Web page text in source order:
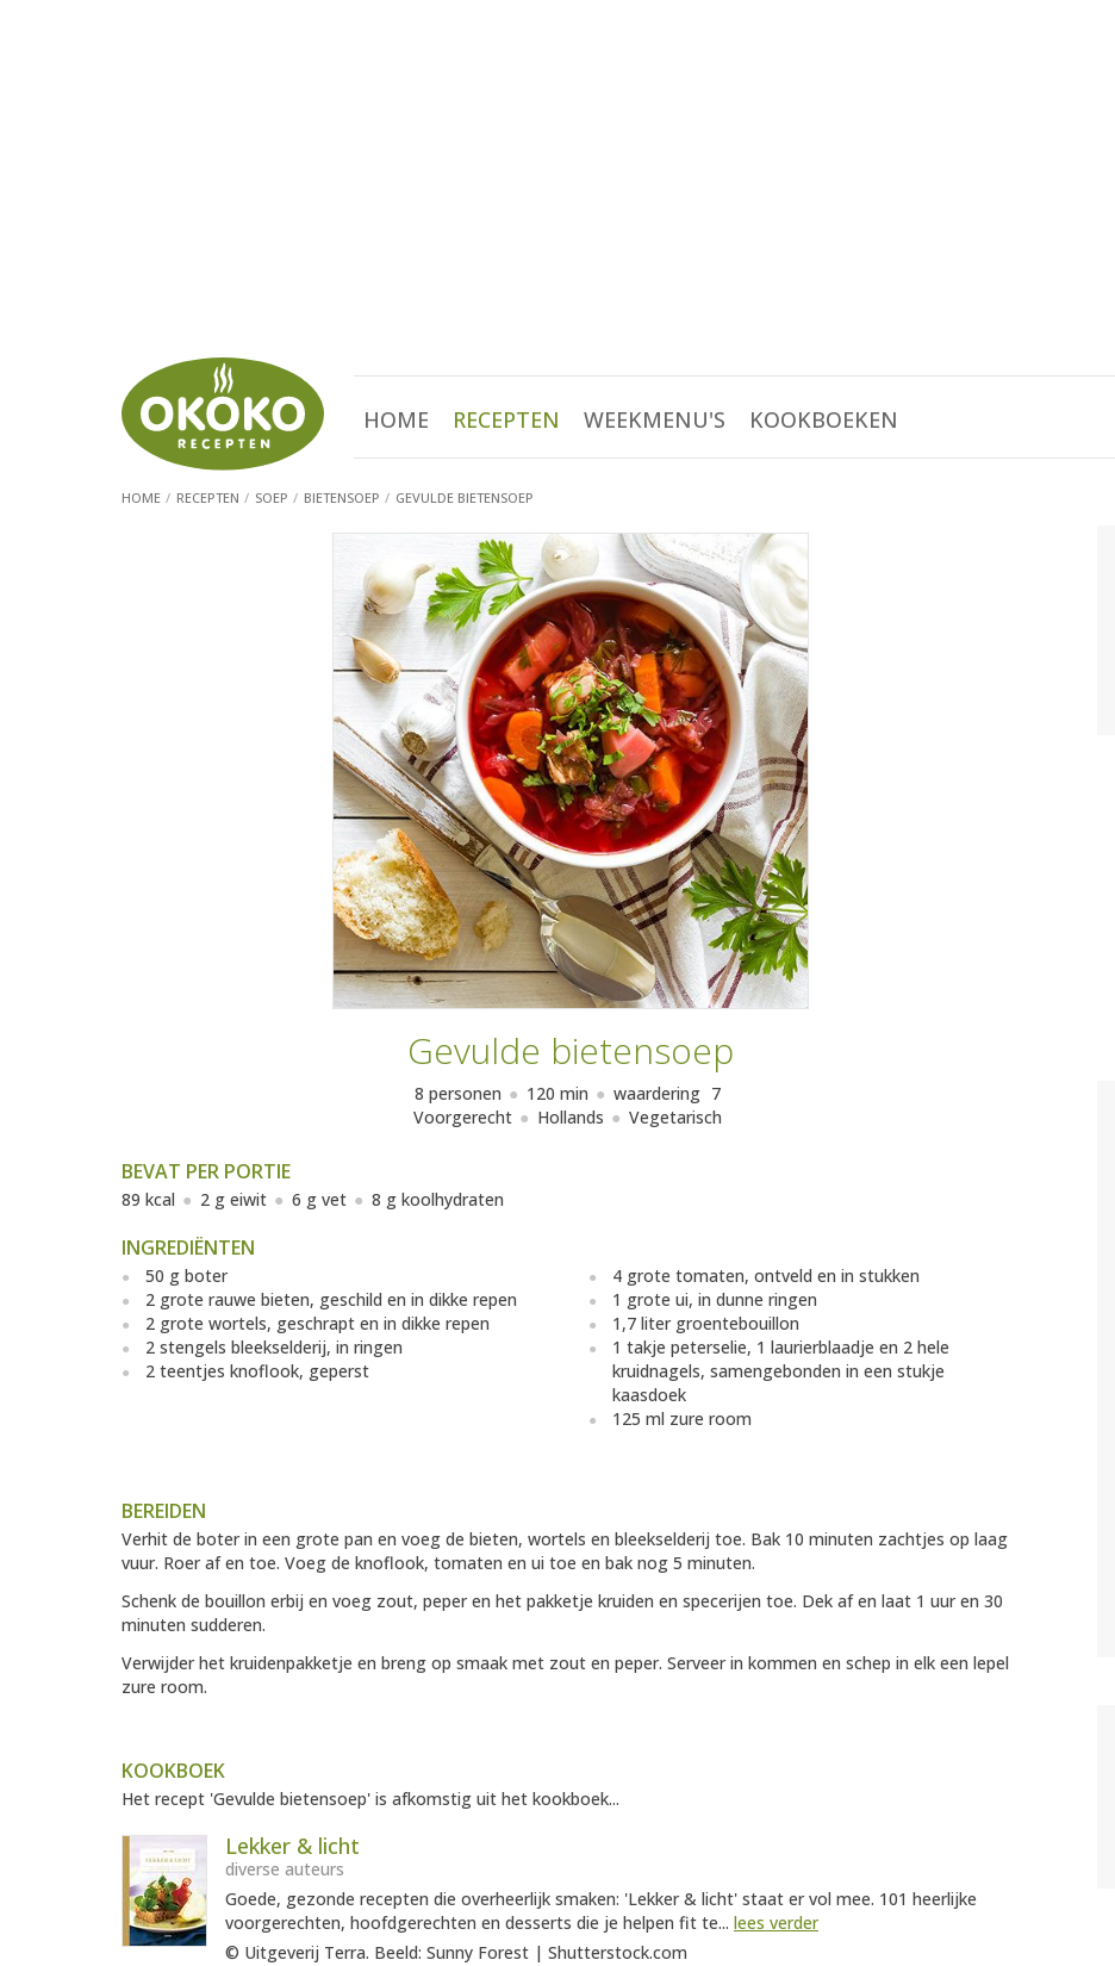
HOME RECEPTEN WEEKMENU'S KOOKBOEKEN
HOME RECEPTEN SOEP BIETENSOEP GEVULDE BIETENSOEP
Gevulde bietensoep
8 personen 120 min waardering 7
Voorgerecht
Hollands Vegetarisch
BEVAT PER PORTIE
89 kcal 2 g eiwit 6 g vet 8 g koolhydraten
INGREDIËNTEN
50 g boter
2 grote rauwe bieten, geschild en in dikke repen
2 grote wortels, geschrapt en in dikke repen
2 stengels bleekselderij, in ringen
2 teentjes knoflook, geperst
4 grote tomaten, ontveld en in stukken
1 grote ui, in dunne ringen
1,7 liter groentebouillon
1 takje peterselie, 1 laurierblaadje en 2 hele
kruidnagels, samengebonden in een stukje
kaasdoek
125 ml zure room
BEREIDEN
Verhit de boter in een grote pan en voeg de bieten, wortels en bleekselderij toe. Bak 10 minuten zachtjes op laag
vuur. Roer af en toe. Voeg de knoflook, tomaten en ui toe en bak nog 5 minuten.
Schenk de bouillon erbij en voeg zout, peper en het pakketje kruiden en specerijen toe. Dek af en laat 1 uur en 30
minuten sudderen.
Verwijder het kruidenpakketje en breng op smaak met zout en peper. Serveer in kommen en schep in elk een lepel
zure room.
KOOKBOEK
Het recept 'Gevulde bietensoep' is afkomstig uit het kookboek...
Lekker & licht
diverse auteurs
Goede, gezonde recepten die overheerlijk smaken: 'Lekker & licht' staat er vol mee. 101 heerlijke
voorgerechten, hoofdgerechten en desserts die je helpen fit te... lees verder
© Uitgeverij Terra. Beeld: Sunny Forest | Shutterstock.com